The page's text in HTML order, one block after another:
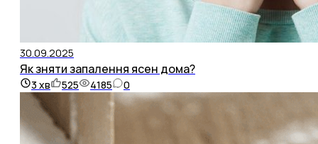
30.09.2025
Як зняти запалення ясен дома?
3 хв 525 4185 0